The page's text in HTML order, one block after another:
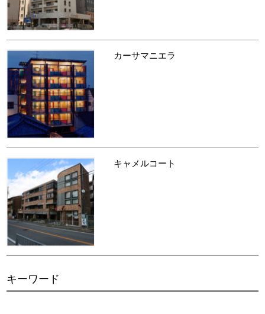
カーサマニエラ
キャメルコート
キーワード